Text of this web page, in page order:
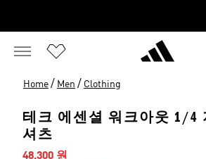
Home / Men / Clothing
테크 에센셜 워크아웃 1/4
셔츠
세일 가격
48,300 원